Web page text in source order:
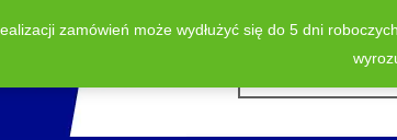
Wyszukiwarka
zamówień może wydłużyć się do 5 dni